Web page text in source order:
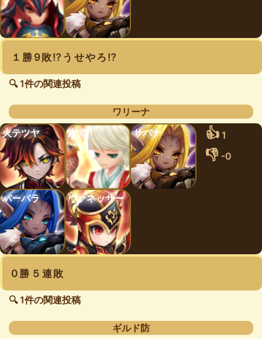
１勝9敗⁉️うせやろ⁉️
🔍 1件の関連投稿
ワリーナ
火テツヤ
蚩尤 サバナ 👍 1
👎 -0
バーバラ ヴァネッサー
0勝５連敗
🔍 1件の関連投稿
ギルド防